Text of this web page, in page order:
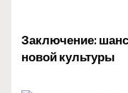
Заключение:
новой культуры